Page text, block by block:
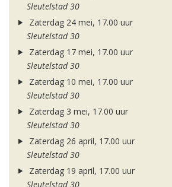
Sleutelstad 30
Zaterdag 24 mei, 17.00 uur
Sleutelstad 30
Zaterdag 17 mei, 17.00 uur
Sleutelstad 30
Zaterdag 10 mei, 17.00 uur
Sleutelstad 30
Zaterdag 3 mei, 17.00 uur
Sleutelstad 30
Zaterdag 26 april, 17.00 uur
Sleutelstad 30
Zaterdag 19 april, 17.00 uur
Sleutelstad 30